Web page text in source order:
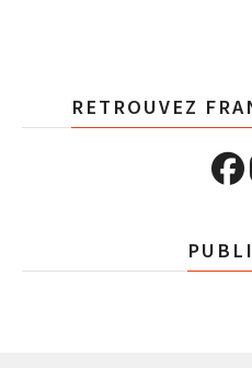
RETROUVEZ